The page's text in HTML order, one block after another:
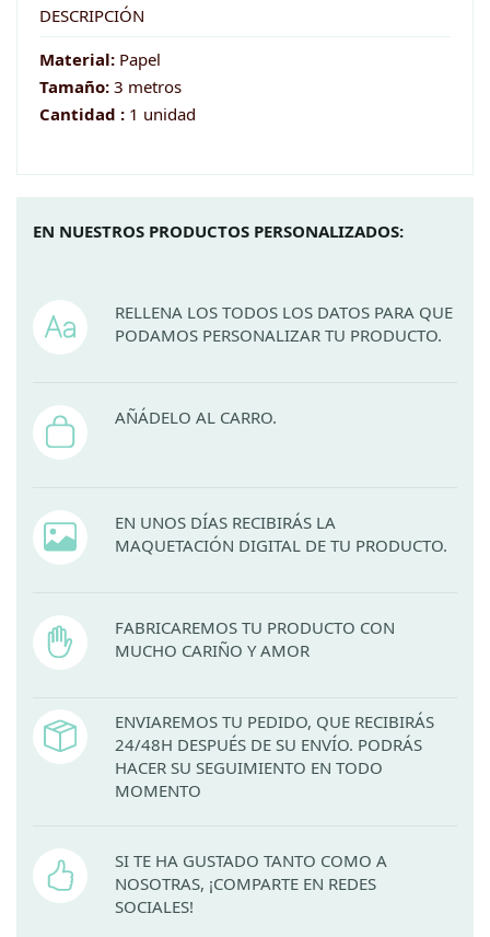
Buhos
cantidad
DESCRIPCIÓN
Material: Papel
Tamaño: 3 metros
Cantidad : 1 unidad
EN NUESTROS PRODUCTOS PERSONALIZADOS:
RELLENA LOS TODOS LOS DATOS PARA QUE
PODAMOS PERSONALIZAR TU PRODUCTO.
AÑÁDELO AL CARRO.
EN UNOS DÍAS RECIBIRÁS LA
MAQUETACIÓN DIGITAL DE TU PRODUCTO.
FABRICAREMOS TU PRODUCTO CON
MUCHO CARIÑO Y AMOR
ENVIAREMOS TU PEDIDO, QUE RECIBIRÁS
24/48H DESPUÉS DE SU ENVÍO. PODRÁS
HACER SU SEGUIMIENTO EN TODO
MOMENTO
SI TE HA GUSTADO TANTO COMO A
NOSOTRAS, ¡COMPARTE EN REDES
SOCIALES!